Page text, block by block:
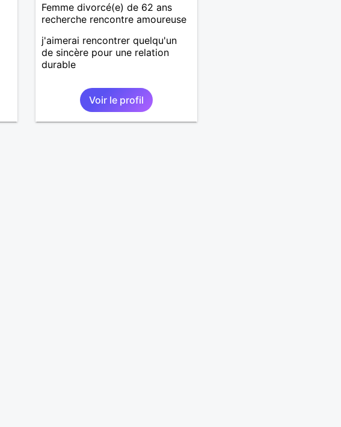
Femme divorcé(e) de 62 ans
recherche rencontre amoureuse
j'aimerai rencontrer quelqu'un
de sincère pour une relation
durable
Voir le profil